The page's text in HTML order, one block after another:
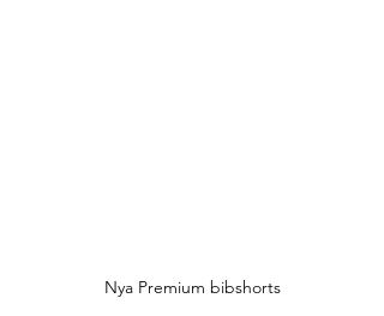
Nya Premium bibshorts